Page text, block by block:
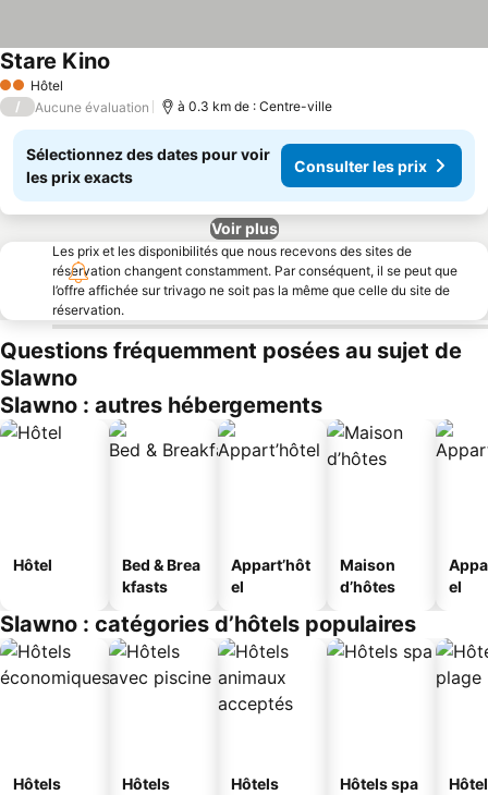
2 Étoiles
Hôtel
Stare Kino
/ Aucune évaluation à 0.3 km de : Centre-ville
Sélectionnez des dates pour voir
les prix exacts
Consulter les prix
Voir plus
Les prix et les disponibilités que nous recevons des sites de
réservation changent constamment. Par conséquent, il se peut que
l’offre affichée sur trivago ne soit pas la même que celle du site de
réservation.
Questions fréquemment posées au sujet de
Slawno
Slawno : autres hébergements
Hôtel
Bed & Brea
kfasts
Appart’hôt
el
Maison
d’hôtes
el
Slawno : catégories d’hôtels populaires
Hôtels
Hôtels
Hôtels
Hôtels spa